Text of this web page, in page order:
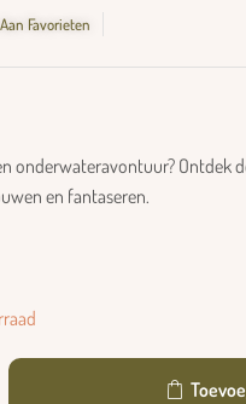
Favorieten
onderwateravontuur? Ontdek
en fantaseren.